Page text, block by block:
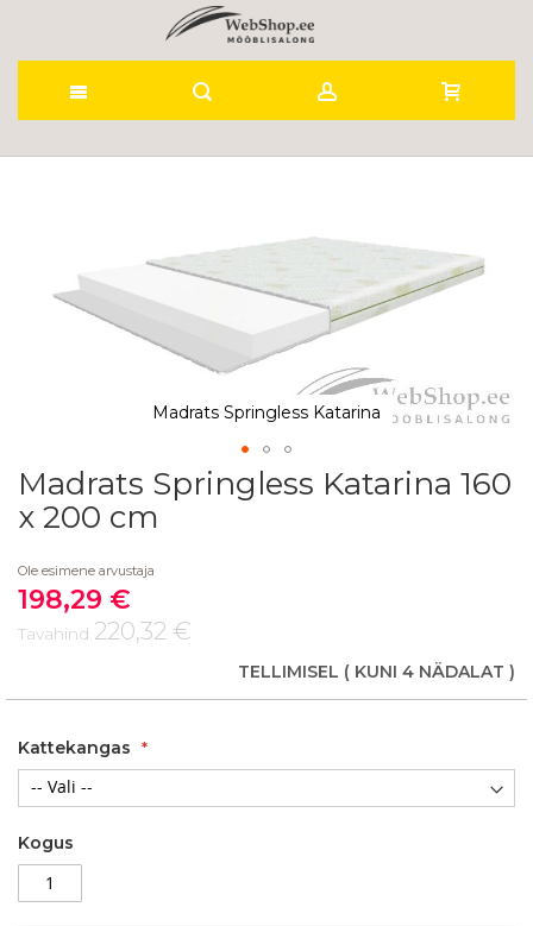
Madrats Springless Katarina
Skip
to
the
of
the
images
gallery
Madrats Springless Katarina 160
x 200 cm
Ole esimene arvustaja
Soodushind
198,29 €
Tavahind 220,32 €
TELLIMISEL ( KUNI 4 NÄDALAT )
Kattekangas
Kogus